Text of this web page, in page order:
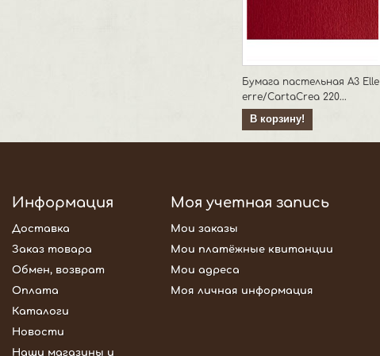
Бумага пастельная А3 Elle
erre/CartaCrea 220...
В корзину!
Информация
Доставка
Заказ товара
Обмен, возврат
Оплата
Каталоги
Новости
Наши магазины и
Моя учетная запись
Мои заказы
Мои платёжные квитанции
Мои адреса
Моя личная информация